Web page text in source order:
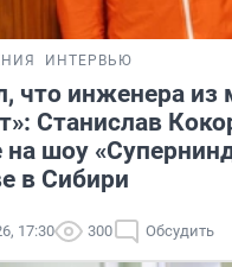
ИНТЕРВЬЮ
что инженера из
Станислав
на шоу
в Сибири
17:30 300 Обсудить